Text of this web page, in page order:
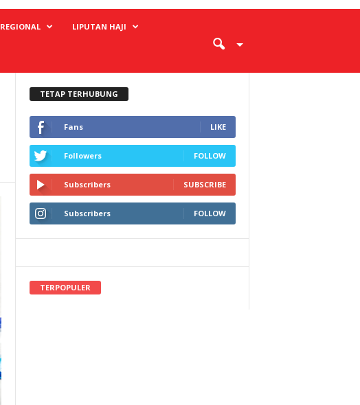
REGIONAL LIPUTAN HAJI
TETAP TERHUBUNG
Fans LIKE
Followers FOLLOW
Subscribers SUBSCRIBE
Subscribers FOLLOW